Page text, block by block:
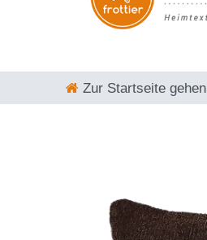
Zur Startseite gehen